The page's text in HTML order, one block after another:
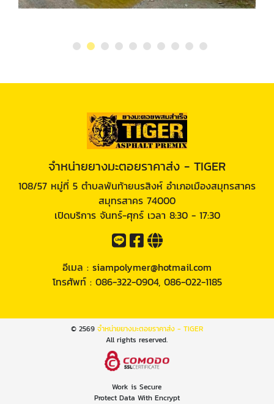
จำหน่ายยางมะตอยราคาส่ง - TIGER
108/57 หมู่ที่ 5 ตำบลพันท้ายนรสิงห์ อำเภอเมืองสมุทรสาคร
สมุทรสาคร 74000
เปิดบริการ จันทร์-ศุกร์ เวลา 8:30 - 17:30
อีเมล : siampolymer@hotmail.com
โทรศัพท์ : 086-322-0904, 086-022-1185
© 2569 จำหน่ายยางมะตอยราคาส่ง - TIGER
All rights reserved.
Work is Secure
Protect Data With Encrypt